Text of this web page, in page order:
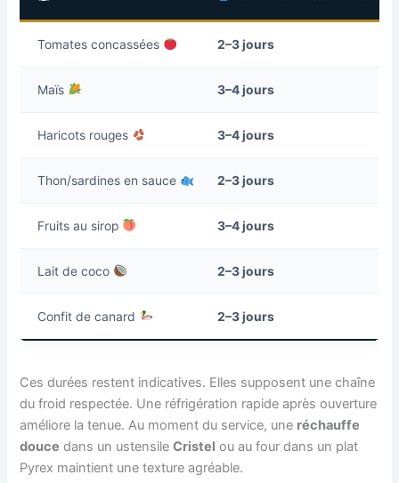
Tomates concassées 2–3 jours
Maïs 3–4 jours
Haricots rouges 3–4 jours
Thon/sardines en sauce 2–3 jours
Fruits au sirop 3–4 jours
Lait de coco 2–3 jours
Confit de canard 2–3 jours
Ces durées restent indicatives. Elles supposent une chaîne
du froid respectée. Une réfrigération rapide après ouverture
améliore la tenue. Au moment du service, une réchauffe
douce dans un ustensileCristel ou au four dans un plat
Pyrex maintient une texture agréable.